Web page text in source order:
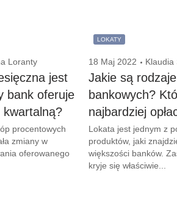
Loranty
jest
bank oferuje
kwartalną?
procentowych
zmiany w
oferowanego
LOKATY
18 Maj 2022 Klaudia
Jakie są
bankowych?
najbardziej
Lokata jest jednym z
produktów, jaki
większości banków.
kryje się właściwie...